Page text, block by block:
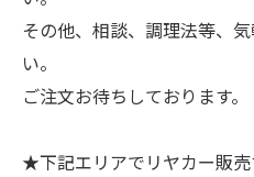
その他、相談、調理法等、
い。
ご注文お待ちしております。
★下記エリアでリヤカー販